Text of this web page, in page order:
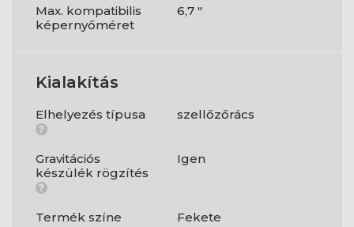
Max. kompatibilis
képernyőméret
6,7 "
Kialakítás
Elhelyezés típusa
?
szellőzőrács
Gravitációs
készülék rögzítés
?
Igen
Termék színe
Fekete